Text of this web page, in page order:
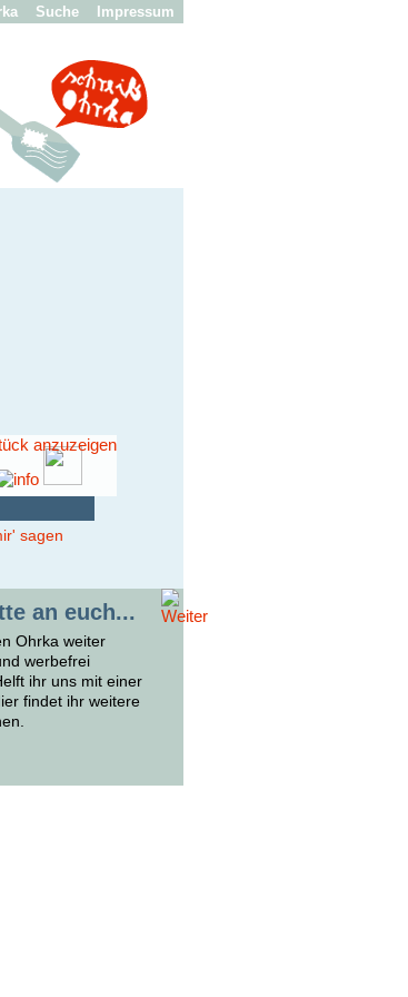
Suche Impressum
an euch...
Ohrka weiter
werbefrei
ihr uns mit einer
findet ihr weitere